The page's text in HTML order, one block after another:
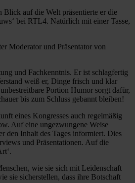
Blick auf die Welt präsentierte er die
bei RTL4. Natürlich mit einer Tasse,
Moderator und Präsentator von
und Fachkenntnis. Er ist schlagfertig
weiß er, Dinge frisch und klar
Portion Humor sorgt dafür,
bis zum Schluss gebannt bleiben!
eines Kongresses auch regelmäßig
Auf eine ungezwungene Weise
den Inhalt des Tages informiert. Dies
und Präsentationen. Auf die
wie sie sich mit Leidenschaft
sie sicherstellen, dass ihre Botschaft